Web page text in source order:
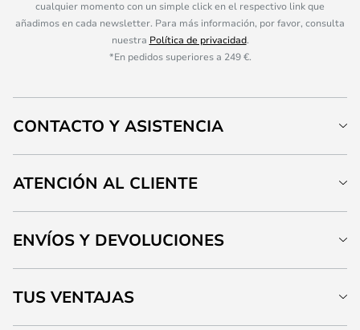
cualquier momento con un simple click en el respectivo link que
añadimos en cada newsletter. Para más información, por favor, consulta
nuestra Política de privacidad.
*En pedidos superiores a 249 €.
CONTACTO Y ASISTENCIA
ATENCIÓN AL CLIENTE
ENVÍOS Y DEVOLUCIONES
TUS VENTAJAS